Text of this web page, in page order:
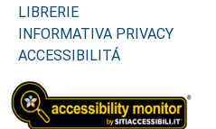
LIBRERIE
INFORMATIVA PRIVACY
ACCESSIBILITÁ